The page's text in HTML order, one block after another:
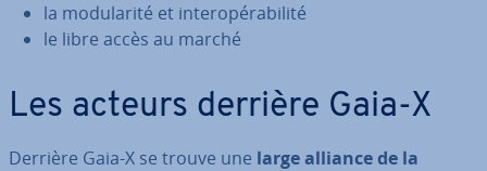
la mo­du­la­rité et in­te­ro­pé­ra­bi­lité
le libre accès au marché
Les acteurs derrière Gaia-X
Derrière Gaia-X se trouve une large alliance de la